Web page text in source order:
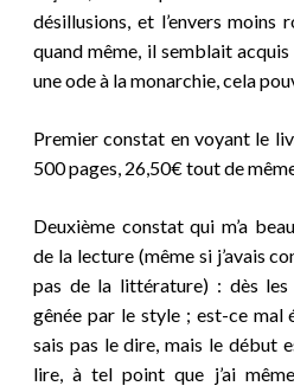
désillusions, et l’envers moins
quand même, il semblait
une ode à la monarchie, cela
Premier constat en voyant le
500 pages, 26,50€ tout de
Deuxième constat qui m’a
de la lecture (même si j’avais
pas de la littérature) : dès les
gênée par le style ; est-ce
sais pas le dire, mais le début
lire, à tel point que j’ai